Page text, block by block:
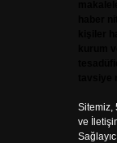
Sitemiz,
ve